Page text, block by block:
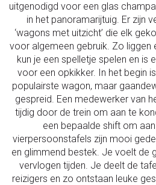
uitgenodigd voor een glas
in het panoramarijtuig. Er zijn
‘wagons met uitzicht’ die elk
voor algemeen gebruik. Zo liggen
kun je een spelletje spelen en is
voor een opkikker. In het begin
populairste wagon, maar
gespreid. Een medewerker van
tijdig door de trein om aan te
een bepaalde shift om
vierpersoonstafels zijn mooi
en glimmend bestek. Je voelt de
vervlogen tijden. Je deelt de
reizigers en zo ontstaan leuke